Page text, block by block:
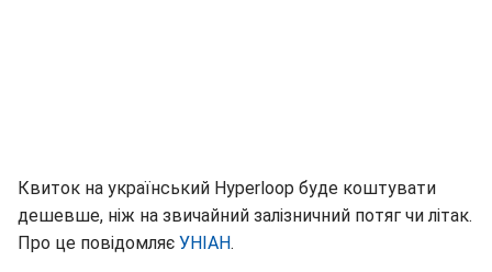
Квиток на український Hyperloop буде коштувати
дешевше, ніж на звичайний залізничний потяг чи літак.
Про це повідомляє УНІАН.